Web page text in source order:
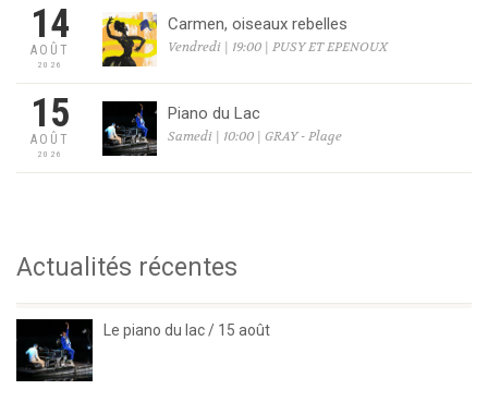
14
AOÛT
2026
Carmen, oiseaux rebelles
Vendredi | 19:00 | PUSY ET EPENOUX
15
AOÛT
2026
Piano du Lac
Samedi | 10:00 | GRAY - Plage
Actualités récentes
Le piano du lac / 15 août